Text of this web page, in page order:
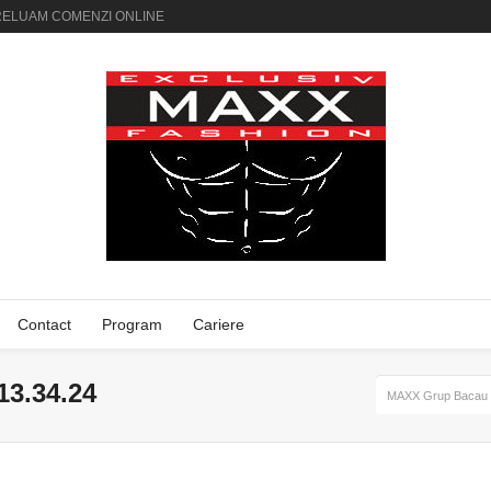
COMENZI ONLINE
Contact Program Cariere
MAXX Grup Bacau